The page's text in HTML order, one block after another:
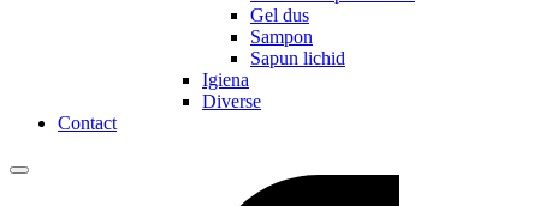
Gel dus
Sampon
Sapun lichid
Igiena
Diverse
Contact